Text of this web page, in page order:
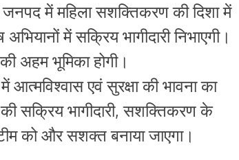
में महिला सशक्तिकरण की दिशा में
में सक्रिय भागीदारी निभाएगी।
अहम भूमिका होगी।
आत्मविश्वास एवं सुरक्षा की भावना का
सक्रिय भागीदारी, सशक्तिकरण के
को और सशक्त बनाया जाएगा।